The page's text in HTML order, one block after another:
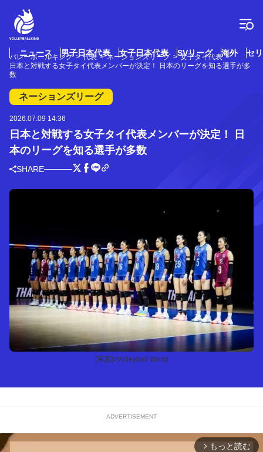
ニュース 男子日本代表 女子日本代表 SVリーグ 海外 セ
バレーボールキング 代表 ネーションズリーグ
女子タイ代表
日本と対戦する女子タイ代表メンバーが決定！ 日本のリーグを知る選手が多
数
ネーションズリーグ
2026.07.09 14:36
日本と対戦する女子タイ代表メンバーが決定！ 日
本のリーグを知る選手が多数
SHARE
[写真]=Volleyball World
ADVERTISEMENT
arrow_forward_ios もっと読む